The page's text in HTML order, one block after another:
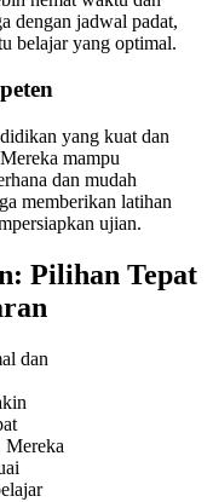
dengan jadwal padat,
belajar yang optimal.
yang kuat dan
mampu
dan mudah
memberikan latihan
ujian.
Pilihan Tepat
Mereka